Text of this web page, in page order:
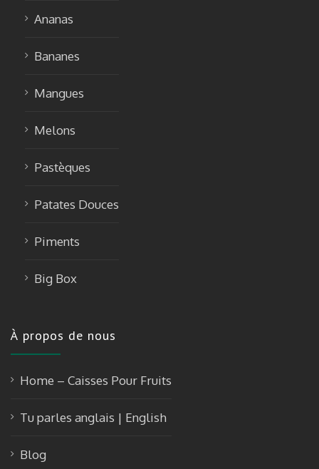
Ananas
Bananes
Mangues
Melons
Pastèques
Patates Douces
Piments
Big Box
À propos de nous
Home – Caisses Pour Fruits
Tu parles anglais | English
Blog